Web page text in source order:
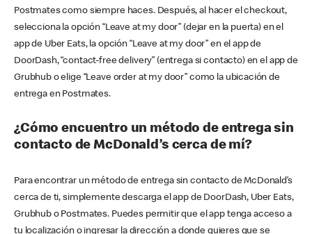
Postmates como siempre haces. Después, al hacer el checkout,
selecciona la opción “Leave at my door” (dejar en la puerta) en el
app de Uber Eats, la opción “Leave at my door” en el app de
DoorDash, “contact-free delivery” (entrega si contacto) en el app de
Grubhub o elige “Leave order at my door” como la ubicación de
entrega en Postmates.
¿Cómo encuentro un método de entrega sin
contacto de McDonald’s cerca de mí?
Para encontrar un método de entrega sin contacto de McDonald’s
cerca de ti, simplemente descarga el app de DoorDash, Uber Eats,
Grubhub o Postmates. Puedes permitir que el app tenga acceso a
tu localización o ingresar la dirección a donde quieres que se